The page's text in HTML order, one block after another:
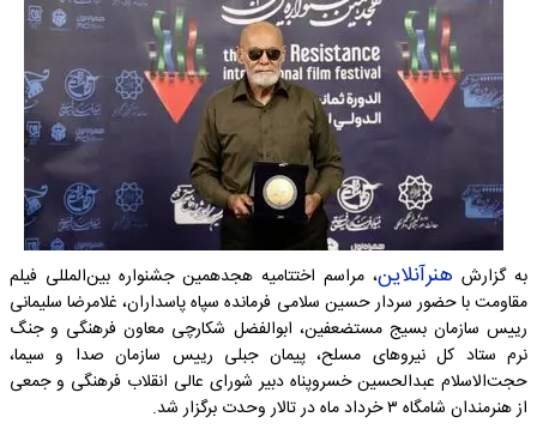
به گزارش هنرآنلاین، مراسم اختتامیه هجدهمین جشنواره بین‌المللی فیلم
مقاومت با حضور سردار حسین سلامی فرمانده سپاه پاسداران، غلامرضا سلیمانی
رییس سازمان بسیج مستضعفین، ابوالفضل شکارچی معاون فرهنگی و جنگ
نرم ستاد کل نیروهای مسلح، پیمان جبلی رییس سازمان صدا و سیما،
حجت‌الاسلام عبدالحسین خسروپناه دبیر شورای عالی انقلاب فرهنگی و جمعی
از هنرمندان شامگاه ۳ خرداد ماه در تالار وحدت برگزار شد.